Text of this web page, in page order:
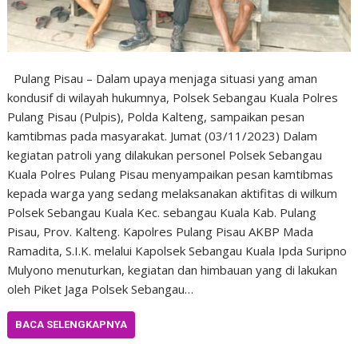
Pulang Pisau – Dalam upaya menjaga situasi yang aman
kondusif di wilayah hukumnya, Polsek Sebangau Kuala Polres
Pulang Pisau (Pulpis), Polda Kalteng, sampaikan pesan
kamtibmas pada masyarakat. Jumat (03/11/2023) Dalam
kegiatan patroli yang dilakukan personel Polsek Sebangau
Kuala Polres Pulang Pisau menyampaikan pesan kamtibmas
kepada warga yang sedang melaksanakan aktifitas di wilkum
Polsek Sebangau Kuala Kec. sebangau Kuala Kab. Pulang
Pisau, Prov. Kalteng. Kapolres Pulang Pisau AKBP Mada
Ramadita, S.I.K. melalui Kapolsek Sebangau Kuala Ipda Suripno
Mulyono menuturkan, kegiatan dan himbauan yang di lakukan
oleh Piket Jaga Polsek Sebangau…
BACA SELENGKAPNYA